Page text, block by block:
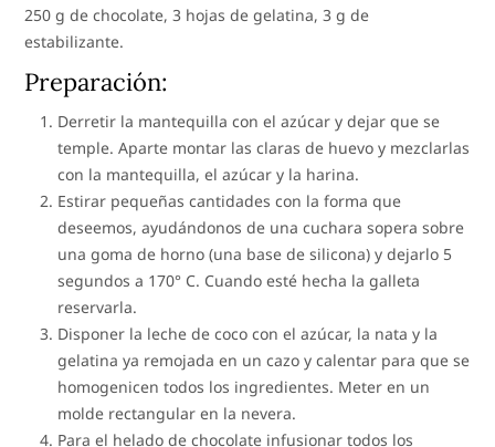
250 g de chocolate, 3 hojas de gelatina, 3 g de
estabilizante.
Preparación:
Derretir la mantequilla con el azúcar y dejar que se
temple. Aparte montar las claras de huevo y mezclarlas
con la mantequilla, el azúcar y la harina.
Estirar pequeñas cantidades con la forma que
deseemos, ayudándonos de una cuchara sopera sobre
una goma de horno (una base de silicona) y dejarlo 5
segundos a 170° C. Cuando esté hecha la galleta
reservarla.
Disponer la leche de coco con el azúcar, la nata y la
gelatina ya remojada en un cazo y calentar para que se
homogenicen todos los ingredientes. Meter en un
molde rectangular en la nevera.
Para el helado de chocolate infusionar todos los